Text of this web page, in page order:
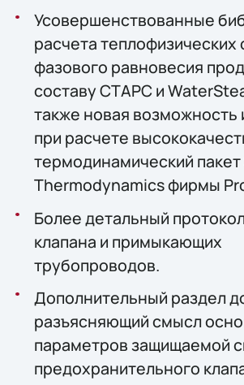
Усовершенствованные
расчета теплофизических
фазового равновесия
составу СТАРС и
также новая возможность
при расчете
термодинамический
Thermodynamics фирмы
Более детальный
клапана и примыкающих
трубопроводов.
Дополнительный раздел
разъясняющий смысл
параметров защищаемой
предохранительного